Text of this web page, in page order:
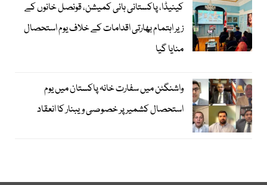
کینیڈا، پاکستانی ہائی کمیشن، قونصل خانوں کے
زیر اہتمام بھارتی اقدامات کے خلاف یوم استحصال
منایا گیا
واشنگٹن میں سفارت خانہ پاکستان میں یوم
استحصال کشمیر پر خصوصی ویبنار کا انعقاد